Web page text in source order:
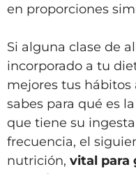
en proporciones
Si alguna clase de
incorporado a tu
mejores tus hábitos
sabes para qué es
que tiene su
frecuencia, el
nutrición, vital para